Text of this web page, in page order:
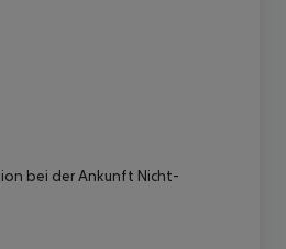
bei der Ankunft Nicht-